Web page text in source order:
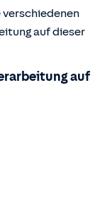
verschiedenen
auf dieser
auf